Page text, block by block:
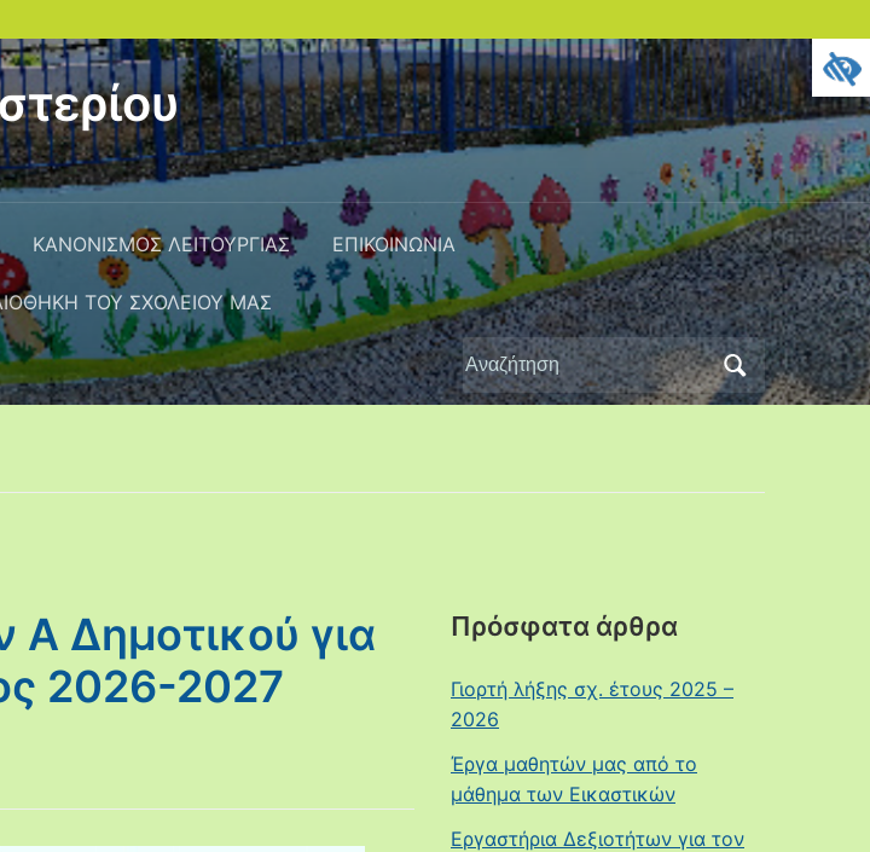
ΚΑΝΟΝΙΣΜΟΣ ΛΕΙΤΟΥΡΓΙΑΣ ΕΠΙΚΟΙΝΩΝΙΑ
ΤΟΥ ΣΧΟΛΕΙΟΥ ΜΑΣ
Αναζήτηση
για:
Α Δημοτικού για
2026-2027
Πρόσφατα άρθρα
Γιορτή λήξης σχ. έτους 2025 –
2026
Έργα μαθητών μας από το
μάθημα των Εικαστικών
Εργαστήρια Δεξιοτήτων για τον